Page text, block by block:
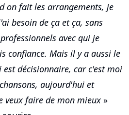
on fait les arrangements, je
besoin de ça et ça, sans
avec qui je
confiance. Mais il y a aussi le
décisionnaire, car c'est moi
aujourd'hui et
veux faire de mon mieux »